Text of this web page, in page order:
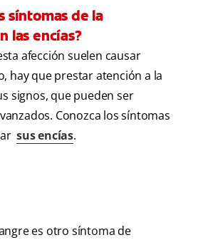
síntomas de la
las encías?
afección suelen causar
hay que prestar atención a la
signos, que pueden ser
Conozca los síntomas
sus encías.
es otro síntoma de